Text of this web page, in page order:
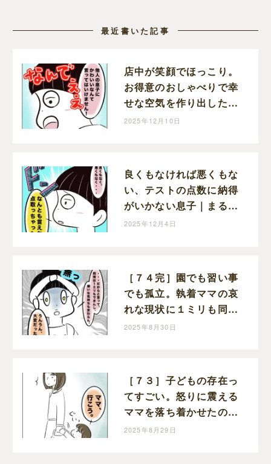
最近書いた記事
店中が笑顔でほっこり。
お得意のおしゃべりで幸
せな空気を作り出した息
子｜まるの育児絵日記
2025年12月10日
良くもなければ悪くもな
い、テストの点数に納得
がいかない息子｜まるの
育児絵日記
2025年12月4日
［７４完］園でも習い事
でも孤立。執着ママの哀
れな現状に１ミリも同情
できない。執着ママにロ
2025年8月30日
［７３］子どもの存在っ
てすごい。怒りに震える
ママを落ち着かせたのは
幼い娘。執着ママにロッ
2025年8月29日